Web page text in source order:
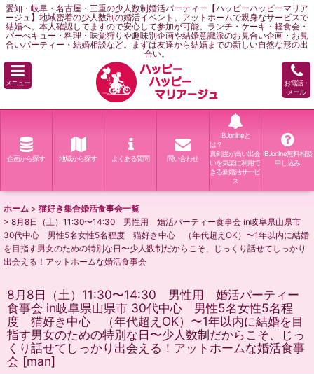
愛知・岐阜・名古屋・三重の少人数制婚活パーティー【ハッピーハッピーマリア
ージュ】地域密着の少人数制の婚活イベント。アットホームで親身なサービスで
結婚へ。本人確認してますので安心して参加が可能。ランチ・ケーキ・軽食会・
バーべキュー・料理・味覚狩りや趣味別企画や結婚意識派のお見合い企画・お見
合いパーティー・結婚相談など。まずは友達から結婚までの新しい自然な形の出
合い。
メニュー
お電話・
メール
企画から探す 地域から探す よくある質問 問い合わせ
IBJonlineと
は？
真剣度が高い出会
いを気楽に利用で
きる新婚活サービ
ス
IBJonline無料相談
申し込み
ホーム > 猫好き集合婚活食事会一覧
> 8月8日（土）11:30〜14:30 男性用 婚活パーティー食事会 in岐阜県山県市
30代中心 男性5名女性5名程度 猫好き中心 （年代超えOK）〜1年以内に結婚
を目指す男女のための特別な日〜少人数制だからこそ、じっくり話せてしっかり
出会える！アットホームな婚活食事会
8月8日（土）11:30〜14:30 男性用 婚活パーティー
食事会 in岐阜県山県市 30代中心 男性5名女性5名程
度 猫好き中心 （年代超えOK）〜1年以内に結婚を目
指す男女のための特別な日〜少人数制だからこそ、じっ
くり話せてしっかり出会える！アットホームな婚活食事
会 [man]